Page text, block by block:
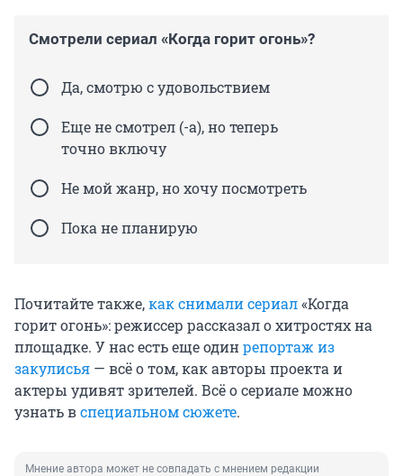
Смотрели сериал «Когда горит огонь»?
Да, смотрю с удовольствием
Еще не смотрел (-а), но теперь
точно включу
Не мой жанр, но хочу посмотреть
Пока не планирую
Почитайте также,как снимали сериал«Когда
горит огонь»: режиссер рассказал о хитростях на
площадке. У нас есть еще одинрепортаж из
закулисья — всё о том, как авторы проекта и
актеры удивят зрителей. Всё о сериале можно
узнать вспециальном сюжете.
Мнение автора может не совпадать с мнением редакции